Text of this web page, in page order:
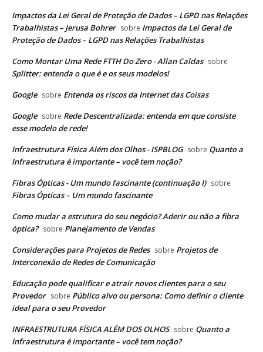
Impactos da Lei Geral de Proteção de Dados – LGPD nas Relações
Trabalhistas – Jerusa Bohrer sobre Impactos da Lei Geral de
Proteção de Dados – LGPD nas Relações Trabalhistas
Como Montar Uma Rede FTTH Do Zero - Allan Caldas sobre
Splitter: entenda o que é e os seus modelos!
Google sobre Entenda os riscos da Internet das Coisas
Google sobre Rede Descentralizada: entenda em que consiste
esse modelo de rede!
Infraestrutura Física Além dos Olhos - ISPBLOG sobre Quanto a
Infraestrutura é importante – você tem noção?
Fibras Ópticas - Um mundo fascinante (continuação I) sobre
Fibras Ópticas – Um mundo fascinante
Como mudar a estrutura do seu negócio? Aderir ou não a fibra
óptica? sobre Planejamento de Vendas
Considerações para Projetos de Redes sobre Projetos de
Interconexão de Redes de Comunicação
Educação pode qualificar e atrair novos clientes para o seu
Provedor sobre Público alvo ou persona: Como definir o cliente
ideal para o seu Provedor
INFRAESTRUTURA FÍSICA ALÉM DOS OLHOS sobre Quanto a
Infraestrutura é importante – você tem noção?